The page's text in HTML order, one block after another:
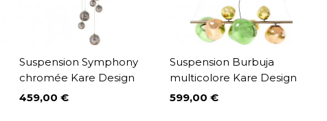
Suspension Symphony
chromée Kare Design
Prix
459,00 €
Suspension Burbuja
multicolore Kare Design
Prix
599,00 €